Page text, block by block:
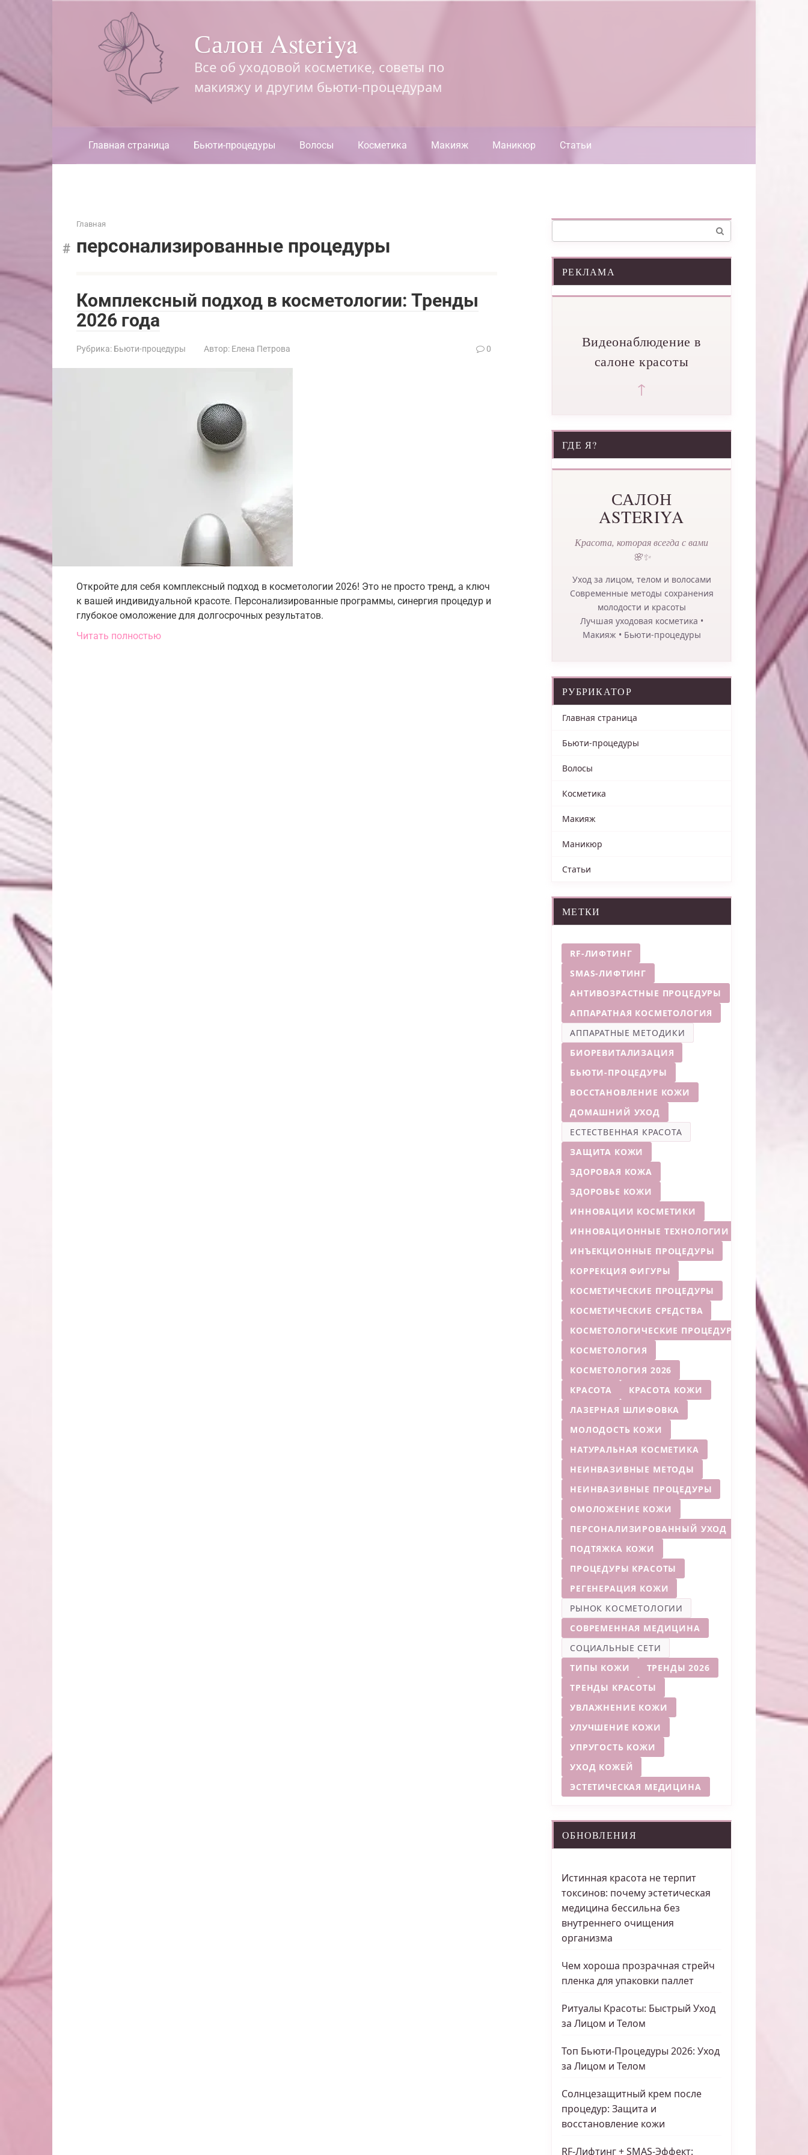
Салон Asteriya
Все об уходовой косметике, советы по
макияжу и другим бьюти-процедурам
Главная страница Бьюти-процедуры Волосы Косметика Макияж Маникюр Статьи
Главная
персонализированные процедуры
Комплексный подход в косметологии: Тренды
2026 года
Рубрика: Бьюти-процедуры Автор: Елена Петрова 0
Откройте для себя комплексный подход в косметологии 2026! Это не просто тренд, а ключ
к вашей индивидуальной красоте. Персонализированные программы, синергия процедур и
глубокое омоложение для долгосрочных результатов.
Читать полностью
РЕКЛАМА
Видеонаблюдение в
салоне красоты
↑
ГДЕ Я?
САЛОН
ASTERIYA
Красота, которая всегда с вами
🌸✨
Уход за лицом, телом и волосами
Современные методы сохранения
молодости и красоты
Лучшая уходовая косметика •
Макияж • Бьюти-процедуры
РУБРИКАТОР
Главная страница
Бьюти-процедуры
Волосы
Косметика
Макияж
Маникюр
Статьи
МЕТКИ
RF-ЛИФТИНГ
SMAS-ЛИФТИНГ
АНТИВОЗРАСТНЫЕ ПРОЦЕДУРЫ
АППАРАТНАЯ КОСМЕТОЛОГИЯ
АППАРАТНЫЕ МЕТОДИКИ
БИОРЕВИТАЛИЗАЦИЯ
БЬЮТИ-ПРОЦЕДУРЫ
ВОССТАНОВЛЕНИЕ КОЖИ
ДОМАШНИЙ УХОД
ЕСТЕСТВЕННАЯ КРАСОТА
ЗАЩИТА КОЖИ
ЗДОРОВАЯ КОЖА
ЗДОРОВЬЕ КОЖИ
ИННОВАЦИИ КОСМЕТИКИ
ИННОВАЦИОННЫЕ ТЕХНОЛОГИИ
ИНЪЕКЦИОННЫЕ ПРОЦЕДУРЫ
КОРРЕКЦИЯ ФИГУРЫ
КОСМЕТИЧЕСКИЕ ПРОЦЕДУРЫ
КОСМЕТИЧЕСКИЕ СРЕДСТВА
КОСМЕТОЛОГИЧЕСКИЕ ПРОЦЕДУРЫ
КОСМЕТОЛОГИЯ
КОСМЕТОЛОГИЯ 2026
КРАСОТА
КРАСОТА КОЖИ
ЛАЗЕРНАЯ ШЛИФОВКА
МОЛОДОСТЬ КОЖИ
НАТУРАЛЬНАЯ КОСМЕТИКА
НЕИНВАЗИВНЫЕ МЕТОДЫ
НЕИНВАЗИВНЫЕ ПРОЦЕДУРЫ
ОМОЛОЖЕНИЕ КОЖИ
ПЕРСОНАЛИЗИРОВАННЫЙ УХОД
ПОДТЯЖКА КОЖИ
ПРОЦЕДУРЫ КРАСОТЫ
РЕГЕНЕРАЦИЯ КОЖИ
РЫНОК КОСМЕТОЛОГИИ
СОВРЕМЕННАЯ МЕДИЦИНА
СОЦИАЛЬНЫЕ СЕТИ
ТИПЫ КОЖИ
ТРЕНДЫ 2026
ТРЕНДЫ КРАСОТЫ
УВЛАЖНЕНИЕ КОЖИ
УЛУЧШЕНИЕ КОЖИ
УПРУГОСТЬ КОЖИ
УХОД КОЖЕЙ
ЭСТЕТИЧЕСКАЯ МЕДИЦИНА
ОБНОВЛЕНИЯ
Истинная красота не терпит
токсинов: почему эстетическая
медицина бессильна без
внутреннего очищения
организма
Чем хороша прозрачная стрейч
пленка для упаковки паллет
Ритуалы Красоты: Быстрый Уход
за Лицом и Телом
Топ Бьюти-Процедуры 2026: Уход
за Лицом и Телом
Солнцезащитный крем после
процедур: Защита и
восстановление кожи
RF-Лифтинг + SMAS-Эффект: